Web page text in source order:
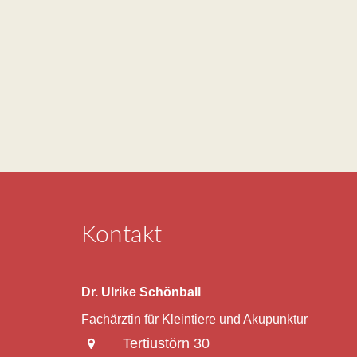
Kontakt
Dr. Ulrike Schönball
Fachärztin für Kleintiere und Akupunktur
Tertiustörn 30